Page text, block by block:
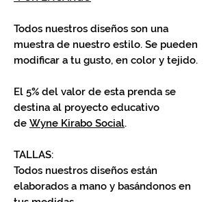
Todos nuestros diseños son una
muestra de nuestro estilo. Se pueden
modificar a tu gusto, en color y tejido.
El 5% del valor de esta prenda se
destina al proyecto educativo
de Wyne Kirabo Social.
TALLAS:
Todos nuestros diseños están
elaborados a mano y basándonos en